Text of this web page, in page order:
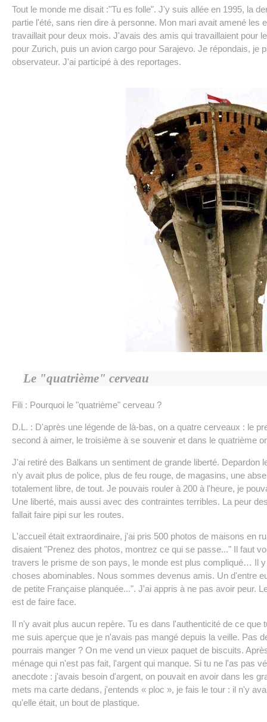
Tout le monde me disait :"Tu es folle". J'y suis allée en 1995, la
partie l'été, sans rien dire à personne. Mon mari avait amené les
travaillait pour deux mois. J'avais des amis qui travaillaient pour
pour Zurich, puis un avion cargo pour Sarajevo. Je répondais, je
observateur. J'ai participé à des reportages.
Le "quatrième" cerveau
Fili : Pourquoi le "quatrième" cerveau ?
D.L. : D'après une légende de là-bas, on a quatre cerveaux : le
second à aimer, le troisième à se souvenir et dans le quatrième
J'ai retiré des Balkans un sentiment de grande liberté. Depardon
n'y avait plus de police, plus de feu rouge, de magasins, une
totalement libre, de tout. Je pouvais rouler à 200 à l'heure, je
Une liberté, mais aussi avec des contraintes terribles. La peur
fallait faire pipi sur les routes.
L'accueil était extraordinaire, j'ai pris 500 photos de maisons en
disaient "Prenez des photos, montrez ce qui se passe..." Il faut
travers le prisme de son pays, le monde est plus compliqué… Il
choses abominables. Nous sommes devenus amis. Un d'entre
de petite Française planquée...". J'ai appris à ne pas avoir peur.
est de faire face.
Il n'y avait plus aucun repère. Tu es dans l'authenticité de ce
me suis aperçue que je n'avais pas mangé depuis la veille. Pas
pourrais manger ? On me vend un vieux paquet de biscuits.
ménage qui n'est pas fait, l'argent qui manque. Si tu ne l'as pas
anecdote : j'avais besoin d'argent, on pouvait en avoir dans les
mets ma carte dedans, j'entends « ploc », je fais le tour : il n'y
qu'elle était, un bout de plastique.